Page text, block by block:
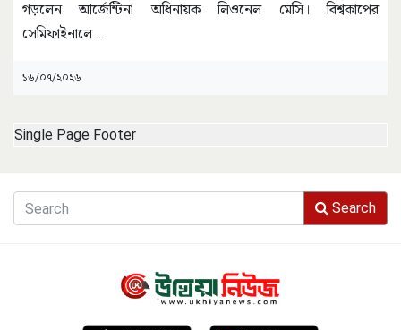
গড়লেন আর্জেন্টিনা অধিনায়ক লিওনেল মেসি। বিশ্বকাপের
সেমিফাইনালে...
১৬/০৭/২০২৬
Single Page Footer
Search